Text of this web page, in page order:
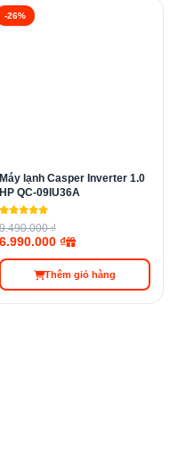
Enzym +
thêm 25%
-26%
Máy lạnh Casper Inverter 1.0
HP QC-09IU36A
9.490.000 ₫
6.990.000 ₫
Thêm giỏ hàng